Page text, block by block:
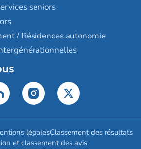
seniors
/ Résidences autonomie
légalesClassement des résultats
et classement des avis